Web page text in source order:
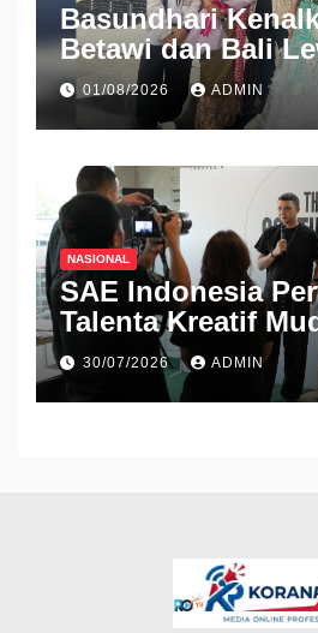
Basundhari
Betawi dan Bali
Koleksi Ready to
2026
01/08/2026 ADMIN
NASIONAL
SAE Indonesia
Talenta Kreatif
Industri Lewat
CONTINUUM 2026
30/07/2026 ADMIN